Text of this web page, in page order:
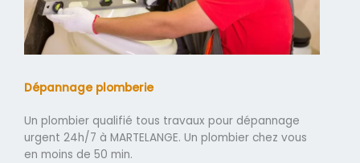
Dépannage plomberie
Un plombier qualifié tous travaux pour dépannage
urgent 24h/7 à MARTELANGE. Un plombier chez vous
en moins de 50 min.